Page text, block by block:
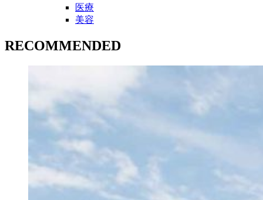
医療
美容
RECOMMENDED